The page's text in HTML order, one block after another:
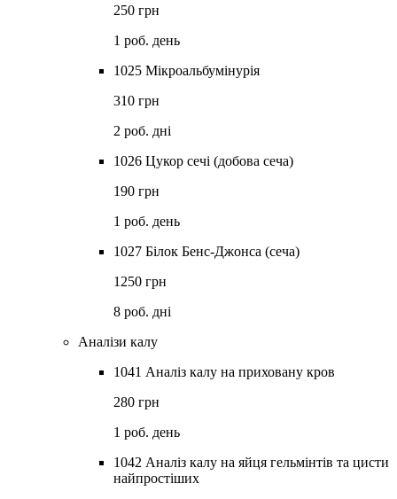
250 грн
1 роб. день
1025 Мікроальбумінурія
310 грн
2 роб. дні
1026 Цукор сечі (добова сеча)
190 грн
1 роб. день
1027 Білок Бенс-Джонса (сеча)
1250 грн
8 роб. дні
Аналізи калу
1041 Аналіз калу на приховану кров
280 грн
1 роб. день
1042 Аналіз калу на яйця гельмінтів та цисти
найпростіших